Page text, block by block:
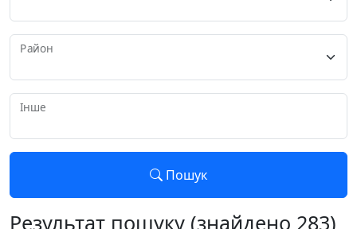
Район
Інше
Пошук
Результат пошуку (знайдено 283)